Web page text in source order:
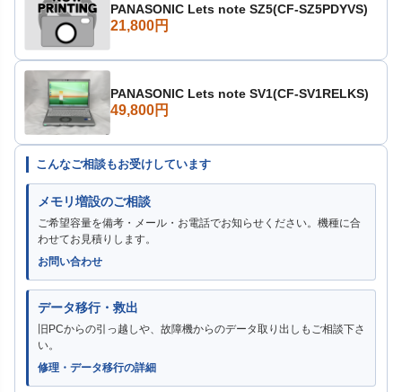
PANASONIC Lets note SZ5(CF-SZ5PDYVS)
21,800円
PANASONIC Lets note SV1(CF-SV1RELKS)
49,800円
こんなご相談もお受けしています
メモリ増設のご相談
ご希望容量を備考・メール・お電話でお知らせください。機種に合
わせてお見積りします。
お問い合わせ
データ移行・救出
旧PCからの引っ越しや、故障機からのデータ取り出しもご相談下さ
い。
修理・データ移行の詳細